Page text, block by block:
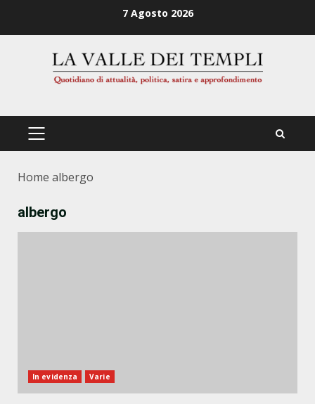
7 Agosto 2026
PRIMÄRES
Home albergo
albergo
In evidenza Varie